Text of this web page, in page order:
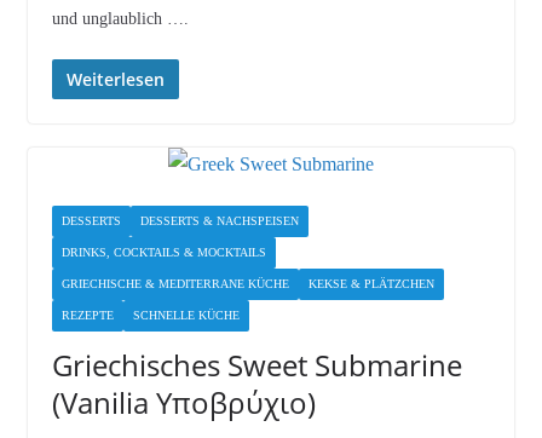
und unglaublich ….
Weiterlesen
DESSERTS DESSERTS & NACHSPEISEN
DRINKS, COCKTAILS & MOCKTAILS
GRIECHISCHE & MEDITERRANE KÜCHE KEKSE & PLÄTZCHEN
REZEPTE SCHNELLE KÜCHE
Griechisches Sweet Submarine
(Vanilia Υποβρύχιο)